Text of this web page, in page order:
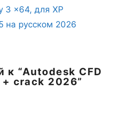
3 x64, для XP
на русском 2026
к “Autodesk CFD
crack 2026”